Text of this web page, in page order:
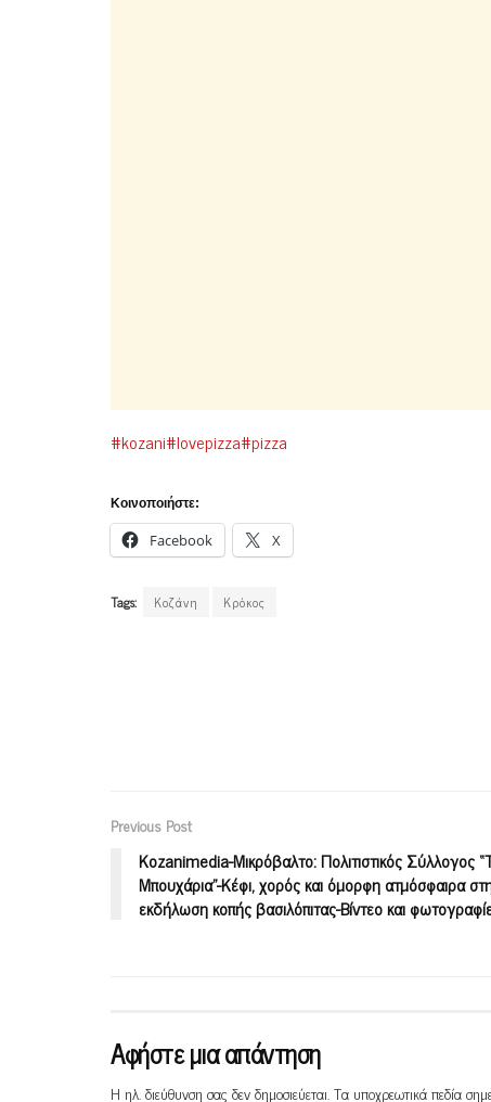
#kozani#lovepizza#pizza
Κοινοποιήστε:
Facebook X
Tags: Κοζάνη Κρόκος
Previous Post
Kozanimedia-Μικρόβαλτο: Πολιτιστικός Σύλλογος
Μπουχάρια”-Κέφι, χορός και όμορφη ατμόσφαιρα
εκδήλωση κοπής βασιλόπιτας-Βίντεο και
Αφήστε μια απάντηση
Η ηλ. διεύθυνση σας δεν δημοσιεύεται.Τα υποχρεωτικά πεδία